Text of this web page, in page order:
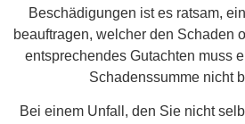
Beschädigungen ist es ratsam,
beauftragen, welcher den Schaden
entsprechendes Gutachten muss
Schadenssumme nicht
Bei einem Unfall, den Sie nicht